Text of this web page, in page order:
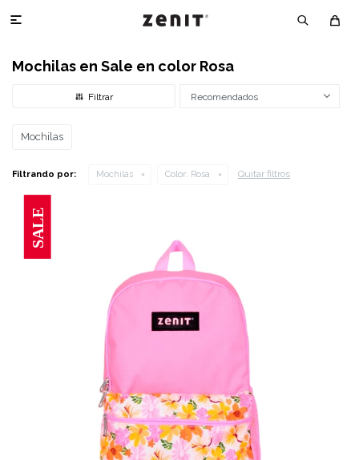

Mochilas en Sale en color Rosa
Recomendados
Mochilas
Filtrando por: Mochilas Color: Rosa Quitar filtros